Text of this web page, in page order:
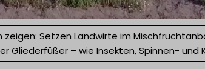
Setzen Landwirte im
Gliederfüßer – wie Insekten, Spinnen- und